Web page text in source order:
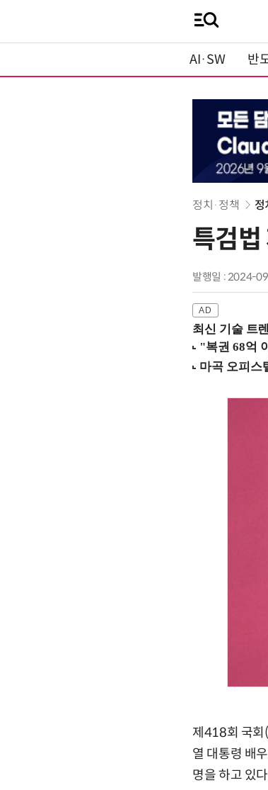
AI·SW 반
정치·정책 정
특검
발행일 : 2024-
최신 기술 트
제418회 국회
열 대통령 배
명을 하고 있